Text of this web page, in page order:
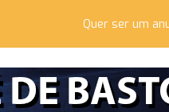
Quer ser um